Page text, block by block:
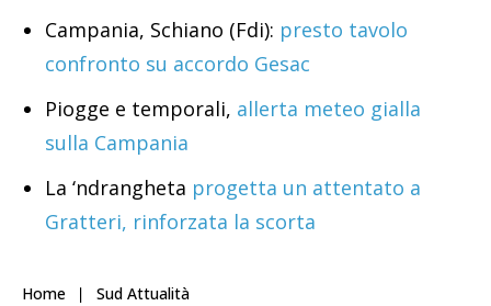
Campania, Schiano (Fdi): presto tavolo
confronto su accordo Gesac
Piogge e temporali, allerta meteo gialla
sulla Campania
La ‘ndrangheta progetta un attentato a
Gratteri, rinforzata la scorta
Home Sud Attualità